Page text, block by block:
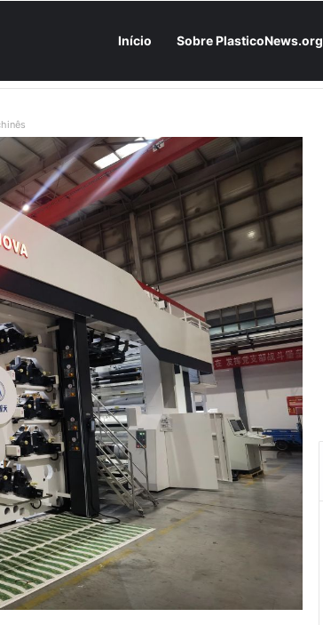
Início Sobre PlasticoNews.org